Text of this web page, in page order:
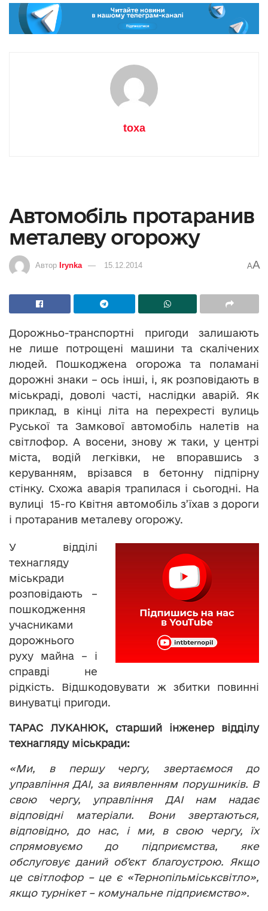
toxa
Автомобіль протаранив
металеву огорожу
Автор Irynka 15.12.2014 AA
Дорожньо-транспортні пригоди залишають
не лише потрощені машини та скалічених
людей. Пошкоджена огорожа та поламані
дорожні знаки – ось інші, і, як розповідають в
міськраді, доволі часті, наслідки аварій. Як
приклад, в кінці літа на перехресті вулиць
Руської та Замкової автомобіль налетів на
світлофор. А восени, знову ж таки, у центрі
міста, водій легківки, не впоравшись з
керуванням, врізався в бетонну підпірну
стінку. Схожа аварія трапилася і сьогодні. На
вулиці 15-го Квітня автомобіль з’їхав з дороги
і протаранив металеву огорожу.
У відділі
технагляду
міськради
розповідають –
пошкодження
учасниками
дорожнього
руху майна – і
справді не
рідкість. Відшкодовувати ж збитки повинні
винуватці пригоди.
ТАРАС ЛУКАНЮК, старший інженер відділу
технагляду міськради:
«Ми, в першу чергу, звертаємося до
управління ДАІ, за виявленням порушників. В
свою чергу, управління ДАІ нам надає
відповідні матеріали. Вони звертаються,
відповідно, до нас, і ми, в свою чергу, їх
спрямовуємо до підприємства, яке
обслуговує даний об’єкт благоустрою. Якщо
це світлофор – це є «Тернопільміськсвітло»,
якщо турнікет – комунальне підприємство».